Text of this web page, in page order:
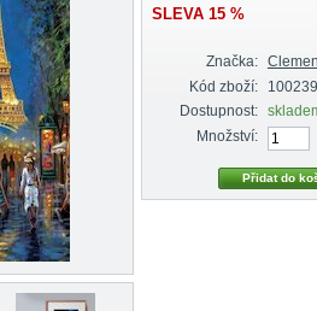
SLEVA 15 %
Značka:
Kód zboží:
Dostupnost:
Množství: